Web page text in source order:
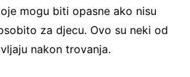
mogu biti opasne ako nisu
za djecu. Ovo su neki od
nakon trovanja.